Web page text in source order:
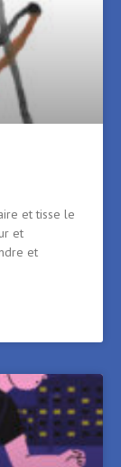
et tisse le
et
et